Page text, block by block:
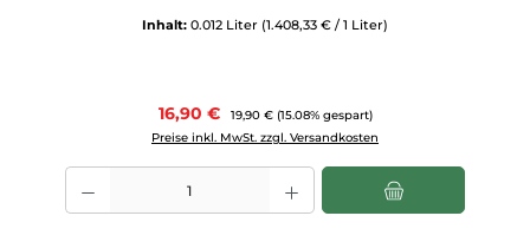
Inhalt: 0.012 Liter (1.408,33 € / 1 Liter)
Verkaufspreis:
16,90 € Regulärer Preis:
19,90 € (15.08% gespart)
Preise inkl. MwSt. zzgl. Versandkosten
Produkt Anzahl: Gib den gewünschten Wert ein oder benutze die